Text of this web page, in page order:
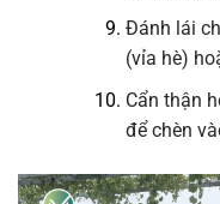
Đánh lái
(vỉa hè)
Cẩn thận
để chèn